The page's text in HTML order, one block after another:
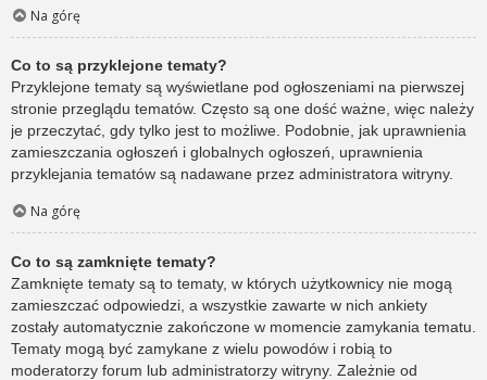
Na górę
Co to są przyklejone tematy?
Przyklejone tematy są wyświetlane pod ogłoszeniami na pierwszej
stronie przeglądu tematów. Często są one dość ważne, więc należy
je przeczytać, gdy tylko jest to możliwe. Podobnie, jak uprawnienia
zamieszczania ogłoszeń i globalnych ogłoszeń, uprawnienia
przyklejania tematów są nadawane przez administratora witryny.
Na górę
Co to są zamknięte tematy?
Zamknięte tematy są to tematy, w których użytkownicy nie mogą
zamieszczać odpowiedzi, a wszystkie zawarte w nich ankiety
zostały automatycznie zakończone w momencie zamykania tematu.
Tematy mogą być zamykane z wielu powodów i robią to
moderatorzy forum lub administratorzy witryny. Zależnie od